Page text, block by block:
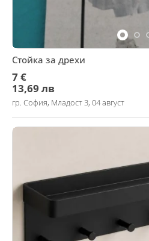
Стойка за дрехи
7 €
13,69 лв
гр. София, Младост 3, 04 август